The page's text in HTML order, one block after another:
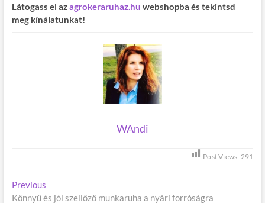
Látogass el azagrokeraruhaz.hu webshopba és tekintsd
meg kínálatunkat!
WAndi
Post Views: 291
B
Previous
r
Könnyű és jól szellőző munkaruha a nyári forróságra